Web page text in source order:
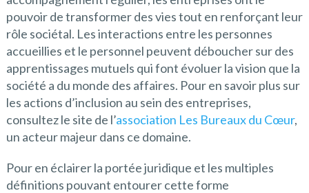
pouvoir de transformer des vies tout en renforçant leur
rôle sociétal. Les interactions entre les personnes
accueillies et le personnel peuvent déboucher sur des
apprentissages mutuels qui font évoluer la vision que la
société a du monde des affaires. Pour en savoir plus sur
les actions d’inclusion au sein des entreprises,
consultez le site de l’association Les Bureaux du Cœur,
un acteur majeur dans ce domaine.
Pour en éclairer la portée juridique et les multiples
définitions pouvant entourer cette forme